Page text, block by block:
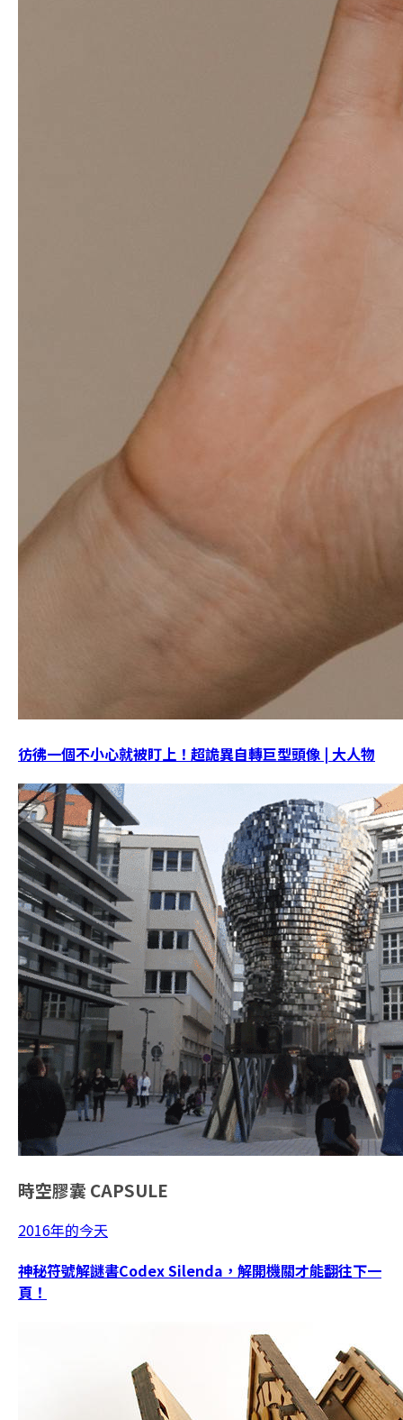
彷彿一個不小心就被盯上！超詭異自轉巨型頭像 | 大人物
時空膠囊 CAPSULE
2016年的今天
神秘符號解謎書Codex Silenda，解開機關才能翻往下一
頁！